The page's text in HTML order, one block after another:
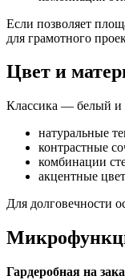
Если позволяет
для грамотного
Цвет и
Классика — белый и
натуральные
контрастные
комбинации
акцентные
Для долговечности
Гардеробная на